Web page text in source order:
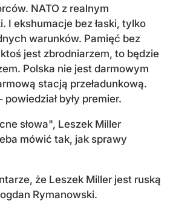
NATO z realnym
I ekshumacje bez łaski, tylko
warunków. Pamięć bez
jest zbrodniarzem, to będzie
Polska nie jest darmowym
stacją przeładunkową.
były premier.
słowa", Leszek Miller
mówić tak, jak sprawy
że Leszek Miller jest ruską
Rymanowski.